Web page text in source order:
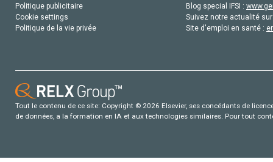
Politique publicitaire
Cookie settings
Politique de la vie privée
Blog special IFSI :
Suivez notre actualité
Site d'emploi en santé :
Tout le contenu de ce site: Copyright © 2026 Elsevier, ses concédants de
de données, a la formation en IA et aux technologies similaires. Pour tout